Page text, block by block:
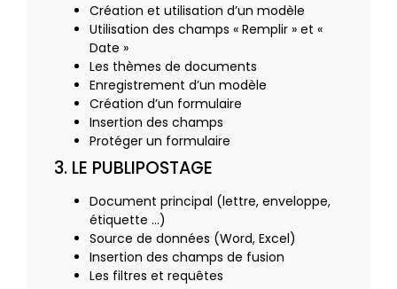
Création et utilisation d’un modèle
Utilisation des champs « Remplir » et «
Date »
Les thèmes de documents
Enregistrement d’un modèle
Création d’un formulaire
Insertion des champs
Protéger un formulaire
3. LE PUBLIPOSTAGE
Document principal (lettre, enveloppe,
étiquette …)
Source de données (Word, Excel)
Insertion des champs de fusion
Les filtres et requêtes